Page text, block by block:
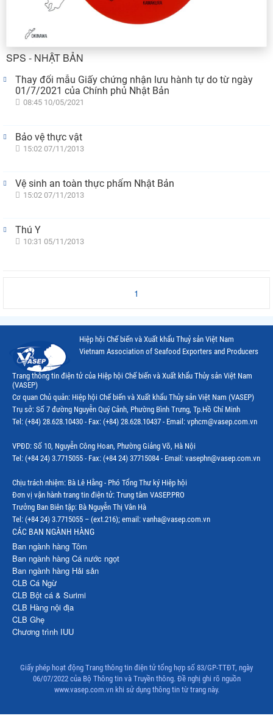
SPS - NHẬT BẢN
Thay đổi mẫu Giấy chứng nhận lưu hành tự do từ ngày
01/7/2021 của Chính phủ Nhật Bản
08:45 10/05/2021
Bảo vệ thực vật
15:02 07/11/2013
Vệ sinh an toàn thực phẩm Nhật Bản
15:02 07/11/2013
Thú Y
10:31 05/11/2013
1
Hiệp hội Chế biến và Xuất khẩu Thuỷ sản Việt Nam
Vietnam Association of Seafood Exporters and Producers
Trang thông tin điện tử của Hiệp hội Chế biến và Xuất khẩu Thủy sản Việt Nam
(VASEP)
Cơ quan Chủ quản: Hiệp hội Chế biến và Xuất khẩu Thủy sản Việt Nam (VASEP)
Trụ sở: Số 7 đường Nguyễn Quý Cảnh, Phường Bình Trưng, Tp.Hồ Chí Minh
Tel: (+84) 28.628.10430 - Fax: (+84) 28.628.10437 - Email: vphcm@vasep.com.vn
VPĐD: Số 10, Nguyễn Công Hoan, Phường Giảng Võ, Hà Nội
Tel: (+84 24) 3.7715055 - Fax: (+84 24) 37715084 - Email: vasephn@vasep.com.vn
Chịu trách nhiệm: Bà Lê Hằng - Phó Tổng Thư ký Hiệp hội
Đơn vị vận hành trang tin điện tử: Trung tâm VASEP.PRO
Trưởng Ban Biên tập: Bà Nguyễn Thị Vân Hà
Tel: (+84 24) 3.7715055 – (ext.216); email: vanha@vasep.com.vn
CÁC BAN NGÀNH HÀNG
Ban ngành hàng Tôm
Ban ngành hàng Cá nước ngọt
Ban ngành hàng Hải sản
CLB Cá Ngừ
CLB Bột cá & Surimi
CLB Hàng nội địa
CLB Ghẹ
Chương trình IUU
Giấy phép hoạt động Trang thông tin điện tử tổng hợp số 83/GP-TTĐT, ngày
06/07/2022 của Bộ Thông tin và Truyền thông. Đề nghị ghi rõ nguồn
www.vasep.com.vn khi sử dụng thông tin từ trang này.